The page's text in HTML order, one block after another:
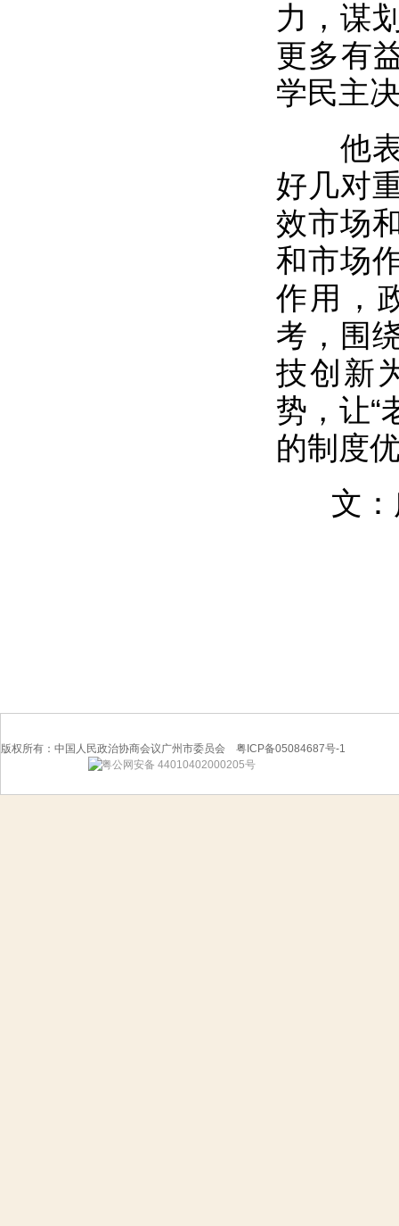
力，谋
更多有
学民主
他表
好几对
效市场
和市场
作用，
考，围
技创新
势，让“
的制度
文
版权所有：中国人民政治协商会议广州市委员会 粤ICP备05084687号-1
粤公网安备 44010402000205号